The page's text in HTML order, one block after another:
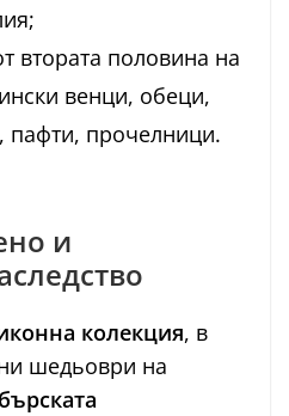
втората половина на
венци, обеци,
пафти, прочелници.
и
колекция, в
шедьоври на